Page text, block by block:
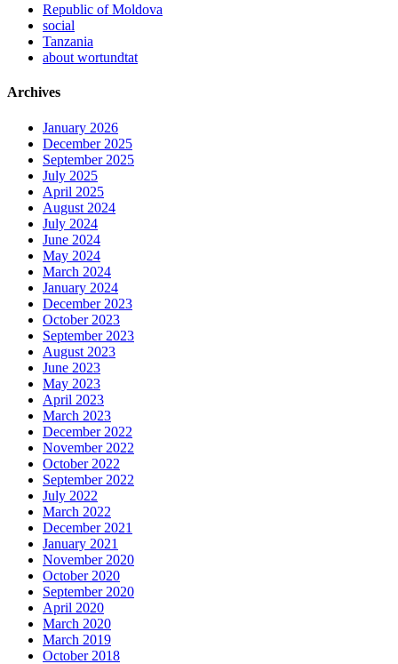
Republic of Moldova
social
Tanzania
about wortundtat
Archives
January 2026
December 2025
September 2025
July 2025
April 2025
August 2024
July 2024
June 2024
May 2024
March 2024
January 2024
December 2023
October 2023
September 2023
August 2023
June 2023
May 2023
April 2023
March 2023
December 2022
November 2022
October 2022
September 2022
July 2022
March 2022
December 2021
January 2021
November 2020
October 2020
September 2020
April 2020
March 2020
March 2019
October 2018